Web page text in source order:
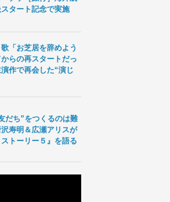
タート記念で実施
「お芝居を辞めよう
らの再スタートだっ
作で再会した“演じ
だち”をつくるのは難
寿明＆広瀬アリスが
ストーリー５』を語る